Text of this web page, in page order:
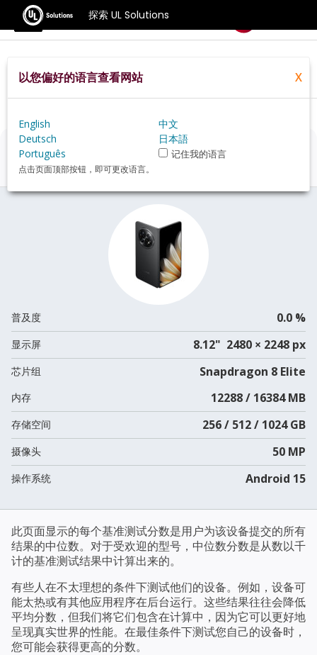
探索 UL Solutions
基准测试
Home Zh Hans Hardware
Oppo+Find+N5+review
Oppo Find N5 评估
普及度 0.0 %
显示屏 8.12" 2480 × 2248 px
芯片组 Snapdragon 8 Elite
内存 12288 / 16384 MB
存储空间 256 / 512 / 1024 GB
摄像头 50 MP
操作系统 Android 15
此页面显示的每个基准测试分数是用户为该设备提交的所有
结果的中位数。对于受欢迎的型号，中位数分数是从数以千
计的基准测试结果中计算出来的。
有些人在不太理想的条件下测试他们的设备。例如，设备可
能太热或有其他应用程序在后台运行。这些结果往往会降低
平均分数，但我们将它们包含在计算中，因为它可以更好地
呈现真实世界的性能。在最佳条件下测试您自己的设备时，
您可能会获得更高的分数。
以您偏好的语言查看网站 X
English
中文
Deutsch
日本語
Português
记住我的语言
点击页面顶部按钮，即可更改语言。